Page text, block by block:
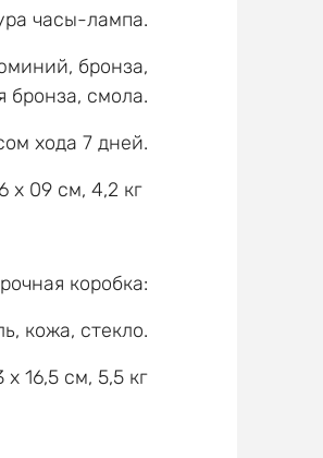
часы-лампа.
бронза,
бронза, смола.
хода 7 дней.
x 09 см, 4,2 кг
коробка:
кожа, стекло.
x 16,5 см, 5,5 кг